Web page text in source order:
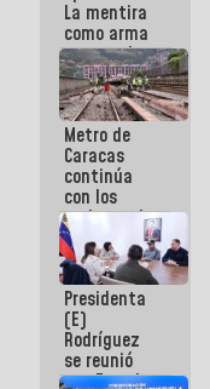
La mentira
como arma
contra el
Pueblo
Metro de
Caracas
continúa
con los
trabajos de
mantenimiento
e inspección
en la Línea 2
Presidenta
(E)
Rodríguez
se reunió
con Estado